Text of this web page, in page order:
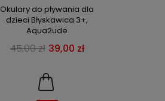
Okulary do pływania dla
dzieci Błyskawica 3+,
Aqua2ude
45,00 zł 39,00 zł